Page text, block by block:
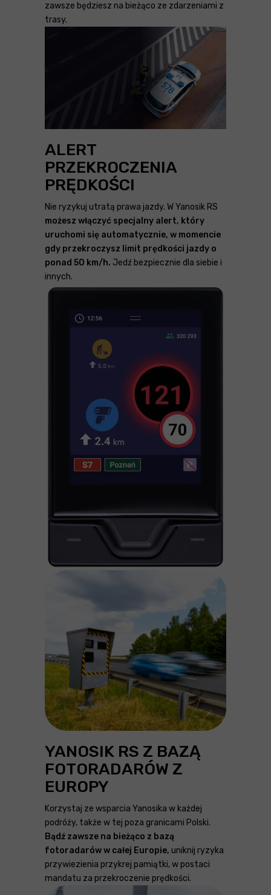
zawsze będziesz na bieżąco ze zdarzeniami z
trasy.
ALERT
PRZEKROCZENIA
PRĘDKOŚCI
Nie ryzykuj utratą prawa jazdy. W Yanosik RS
możesz włączyć specjalny alert, który
uruchomi się automatycznie, w momencie
gdy przekroczysz limit prędkości jazdy o
ponad 50 km/h. Jedź bezpiecznie dla siebie i
innych.
YANOSIK RS Z BAZĄ
FOTORADARÓW Z
EUROPY
Korzystaj ze wsparcia Yanosika w każdej
podróży, także w tej poza granicami Polski.
Bądź zawsze na bieżąco z bazą
fotoradarów w całej Europie, uniknij ryzyka
przywiezienia przykrej pamiątki, w postaci
mandatu za przekroczenie prędkości.